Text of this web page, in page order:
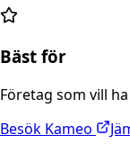
Bäst för
Företag som vill
Besök Kameo